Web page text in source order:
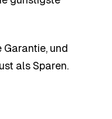
und
als Sparen.